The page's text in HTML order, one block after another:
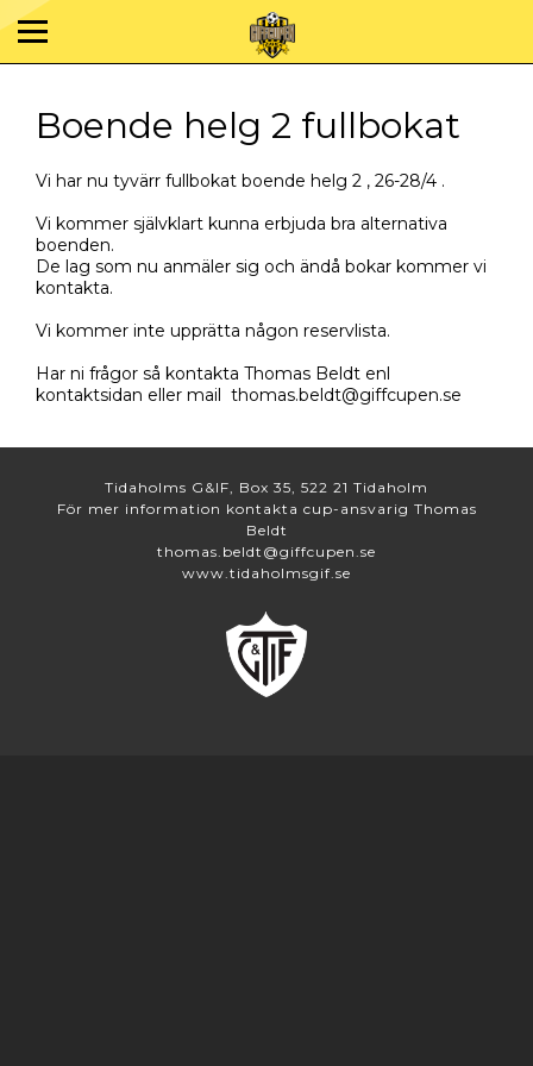
Boende helg 2 fullbokat
Vi har nu tyvärr fullbokat boende helg 2 , 26-28/4 .
Vi kommer självklart kunna erbjuda bra alternativa
boenden.
De lag som nu anmäler sig och ändå bokar kommer vi
kontakta.
Vi kommer inte upprätta någon reservlista.
Har ni frågor så kontakta Thomas Beldt enl
kontaktsidan eller mail thomas.beldt@giffcupen.se
Tidaholms G&IF, Box 35, 522 21 Tidaholm
För mer information kontakta cup-ansvarig Thomas
Beldt
thomas.beldt@giffcupen.se
www.tidaholmsgif.se